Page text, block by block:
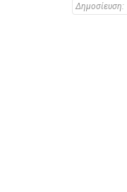
Δημοσίευση: